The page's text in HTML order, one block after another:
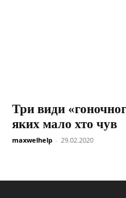
Три види
яких мало хто чув
maxwelhelp - 29.02.2020